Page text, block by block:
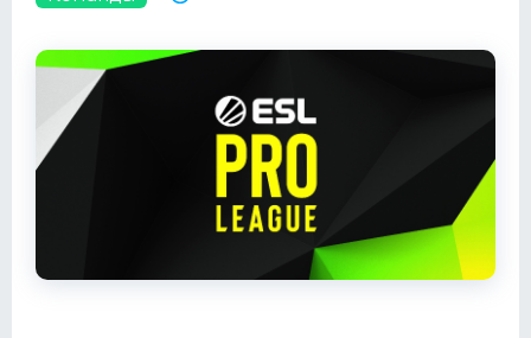
levelONE
Esports World Cup 2026 Open Qualifier
0:0
Esports World Cup 2026 Open Qualifier(bo3)